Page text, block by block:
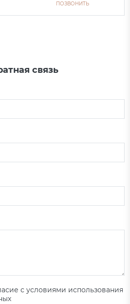
ПОЗВОНИТЬ
связь
с условиями использования